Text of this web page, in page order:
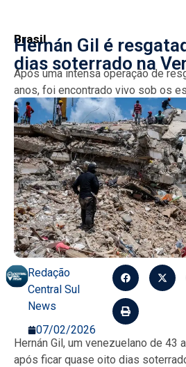
Brasil
Hernán Gil é
dias soterrado na
Após uma intensa operação de
anos, foi encontrado vivo sob os
na Venezuela, onde ficou preso...
Redação
Central Sul
News
07/02/2026
Hernán Gil, um venezuelano de 43
após ficar quase oito dias